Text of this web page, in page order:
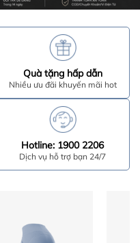
Quà tặng hấp dẫn
Nhiều ưu đãi khuyến mãi hot
Hotline: 1900 2206
Dịch vụ hỗ trợ bạn 24/7